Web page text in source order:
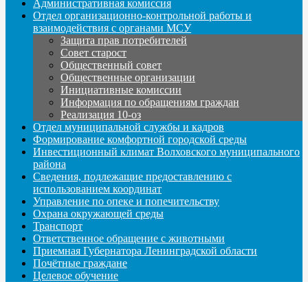
Административная комиссия
Отдел организационно-контрольной работы и
взаимодействия с органами МСУ
Защита прав потребителей
Совет старост
Общественный совет
Общественные организации
Инициативные комиссии
Информация по обращениям граждан
Реализация 10-оз
Отдел муниципальной службы и кадров
Формирование комфортной городской среды
Инвестиционный климат Волховского муниципального
района
Сведения, подлежащие предоставлению с
использованием координат
Управление по опеке и попечительству
Охрана окружающей среды
Транспорт
Ответственное обращение с животными
Приемная Губернатора Ленинградской области
Почётные граждане
Целевое обучение